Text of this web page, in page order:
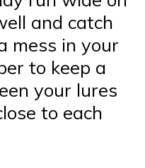
and catch
mess in your
to keep a
your lures
to each